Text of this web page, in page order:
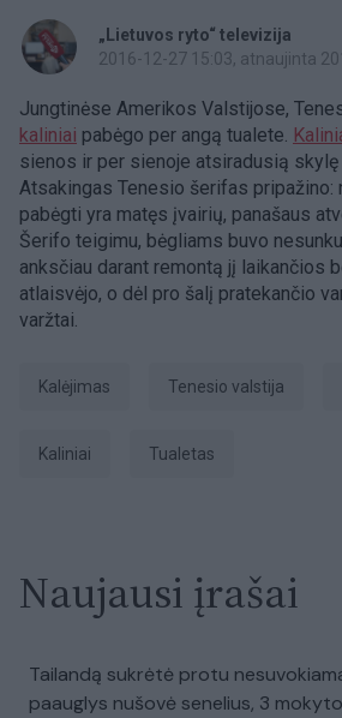
„Lietuvos ryto“ televizija
2016-12-27 15:03, atnaujinta
Jungtinėse Amerikos Valstijose,
kaliniai pabėgo per angą tualete.
sienos ir per sienoje atsiradusią skylę
Atsakingas Tenesio šerifas pripažino:
pabėgti yra matęs įvairių, panašaus
Šerifo teigimu, bėgliams buvo
anksčiau darant remontą jį laikančios
atlaisvėjo, o dėl pro šalį pratekančio
varžtai.
Kalėjimas Tenesio valstija
Kaliniai tualetas
Naujausi įrašai
Tailandą sukrėtė protu
paauglys nušovė senelius, 3